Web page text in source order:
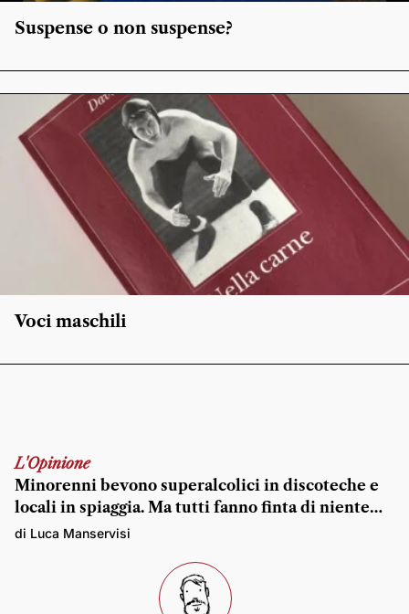
Suspense o non suspense?
Voci maschili
L'Opinione
Minorenni bevono superalcolici in discoteche e
locali in spiaggia. Ma tutti fanno finta di niente…
di Luca Manservisi